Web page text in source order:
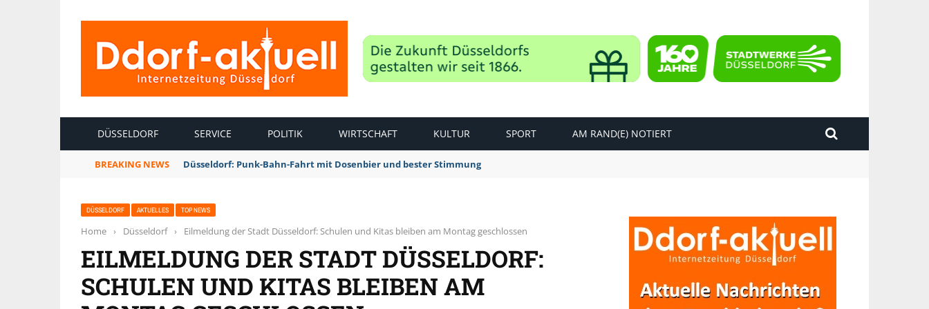
DÜSSELDORF SERVICE POLITIK WIRTSCHAFT KULTUR SPORT AM RAND(E) NOTIERT
BREAKING NEWS Düsseldorf: Punk-Bahn-Fahrt mit Dosenbier und bester Stimmung
DÜSSELDORF AKTUELLES TOP NEWS
Home › Düsseldorf › Eilmeldung der Stadt Düsseldorf: Schulen und Kitas bleiben am Montag geschlossen
EILMELDUNG DER STADT DÜSSELDORF:
SCHULEN UND KITAS BLEIBEN AM